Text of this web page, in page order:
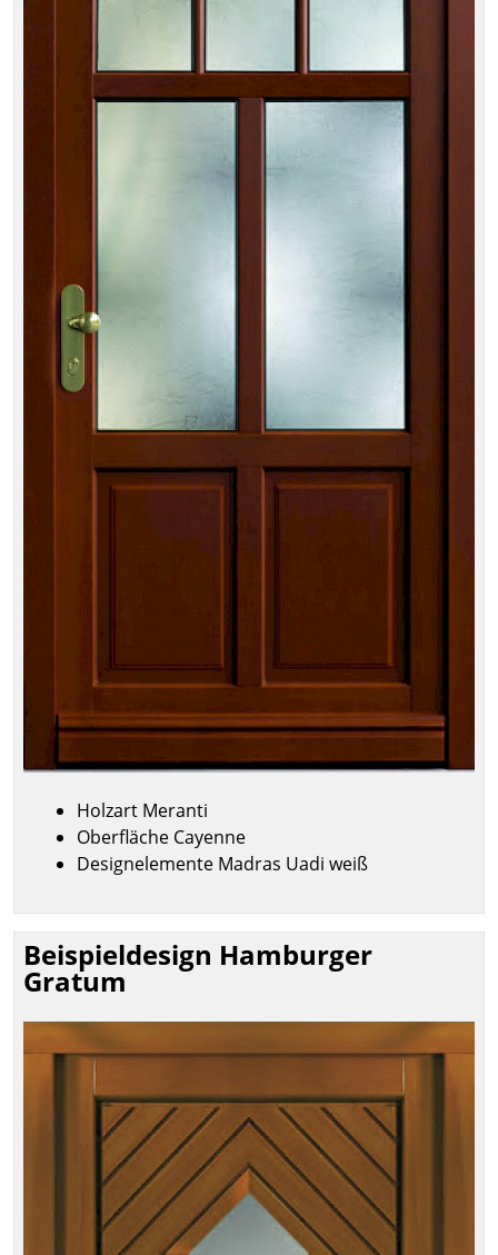
Holzart Meranti
Oberfläche Cayenne
Designelemente Madras Uadi weiß
Beispieldesign Hamburger
Gratum